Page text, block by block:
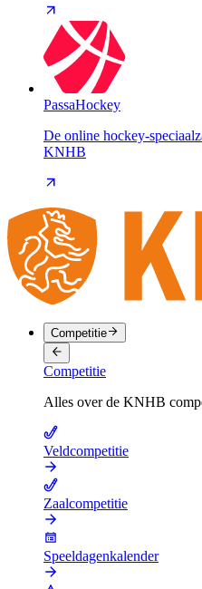
PassaHockey
De online hockey-
KNHB
Competitie
Competitie
Alles over de KNHB
Veldcompetitie
Zaalcompetitie
Speeldagenkalender